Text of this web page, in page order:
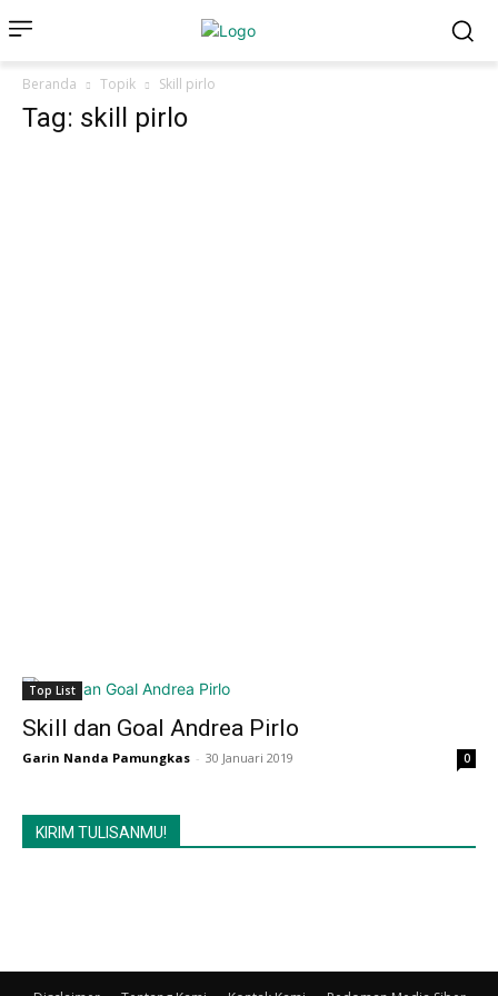
Beranda Topik Skill pirlo
Tag: skill pirlo
Top List
Skill dan Goal Andrea Pirlo
Garin Nanda Pamungkas - 30 Januari 2019 0
KIRIM TULISANMU!